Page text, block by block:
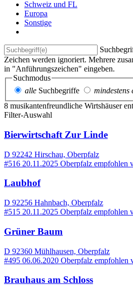
Schweiz und FL
Europa
Sonstige
Zeichen werden ignoriert. Mehrere
in "Anführungszeichen" eingeben.
Suchmodus
alle Suchbegriffe mindestens
8 musikantenfreundliche Wirtshäuser
Filter-Auswahl
Bierwirtschaft Zur Linde
D 92242 Hirschau, Oberpfalz
#516 20.11.2025 Oberpfalz empfohlen
Laubhof
D 92256 Hahnbach, Oberpfalz
#515 20.11.2025 Oberpfalz empfohlen
Grüner Baum
D 92360 Mühlhausen, Oberpfalz
#495 06.06.2020 Oberpfalz empfohlen
Brauhaus am Schloss